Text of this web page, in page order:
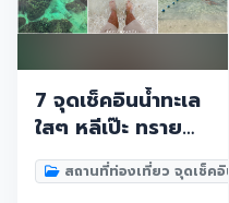
7 จุดเช็คอินน้ำทะเล
ใสๆ หลีเป๊ะ ทราย
ขาวนุ่ม บอกเลยว่า
ต้องไปให้ครบ ใส
สถานที่ท่องเที่ยว จุดเช็คอิน